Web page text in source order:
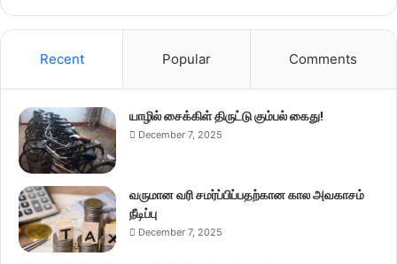
Recent Popular Comments
யாழில் சைக்கிள் திருட்டு கும்பல் கைது!
December 7, 2025
வருமான வரி சமர்ப்பிப்பதற்கான கால அவகாசம்
நீடிப்பு
December 7, 2025